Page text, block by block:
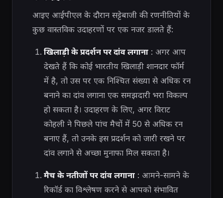
आइए आईपीएल के दौरान सट्टेबाजी की रणनीतियों के
कुछ वास्तविक उदाहरणों पर एक नजर डालते हैं:
खिलाड़ी के प्रदर्शन पर दांव लगाना: अगर आप
देखते हैं कि कोई भारतीय खिलाड़ी शानदार फॉर्म
में है, तो उस पर एक निश्चित संख्या से अधिक रन
बनाने का दांव लगाना एक समझदारी भरा विकल्प
हो सकता है। उदाहरण के लिए, अगर विराट
कोहली ने पिछले पांच मैचों में 50 से अधिक रन
बनाए हैं, तो उनके इस प्रदर्शन को जारी रखने पर
दांव लगाने से अच्छा मुनाफा मिल सकता है।
मैच के नतीजों पर दांव लगाना: आमने-सामने के
रिकॉर्ड का विश्लेषण करने से आपको संभावित